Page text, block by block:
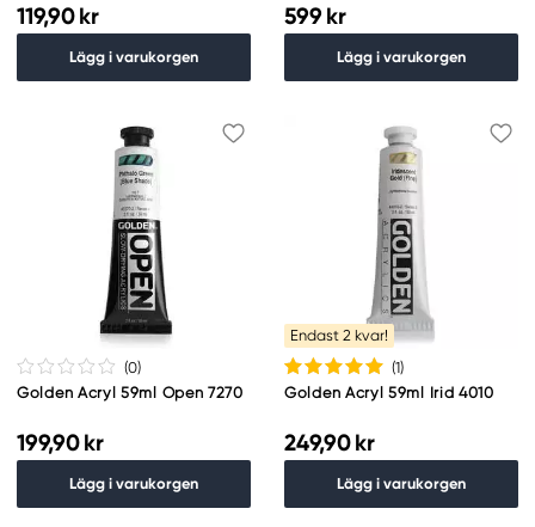
119,90 kr
Lägg i varukorgen
599 kr
Lägg i varukorgen
(0)
Golden Acryl 59ml Open 7270
199,90 kr
Lägg i varukorgen
Endast 2 kvar!
(1)
Golden Acryl 59ml Irid 4010
249,90 kr
Lägg i varukorgen